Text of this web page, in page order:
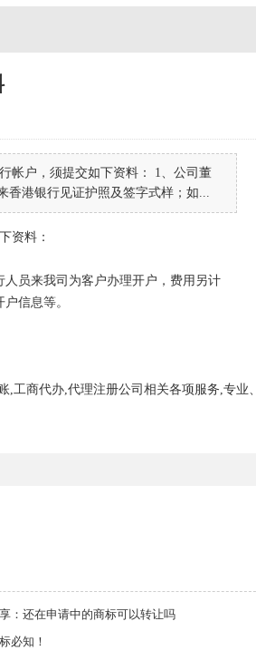
帐户，须提交如下资料： 1、公司董
香港银行见证护照及签字式样；如...
资料：
员来我司为客户办理开户，费用另计
户信息等。
工商代办,代理注册公司相关各项服务,专业、
：还在申请中的商标可以转让吗
必知！